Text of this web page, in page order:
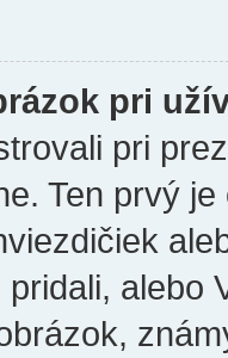
pri
pri
Ten prvý
alebo